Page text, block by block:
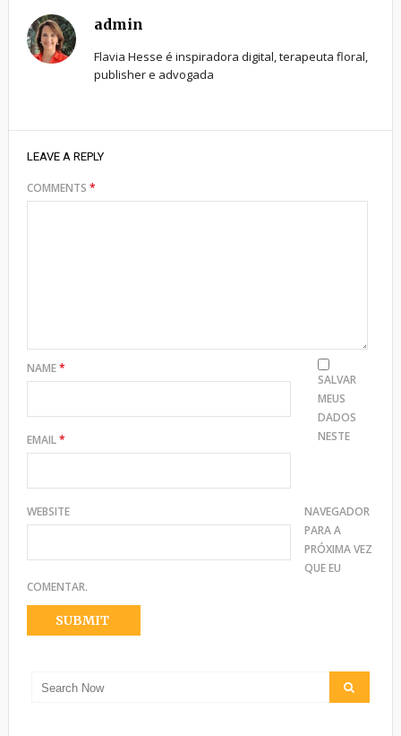
admin
Flavia Hesse é inspiradora digital, terapeuta floral,
publisher e advogada
LEAVE A REPLY
COMMENTS *
NAME*
EMAIL*
WEBSITE
SALVAR
MEUS
DADOS
NESTE
NAVEGADOR
PARA A
PRÓXIMA VEZ
QUE EU
COMENTAR.